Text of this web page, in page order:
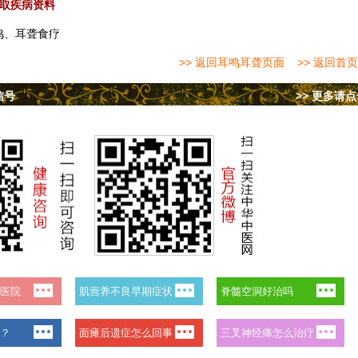
疾病资料
、耳聋食疗
>> 返回耳鸣耳聋页面 >> 返回首页
>> 更多请
号